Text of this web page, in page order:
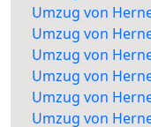
Umzug von
Umzug von
Umzug von
Umzug von
Umzug von
Umzug von